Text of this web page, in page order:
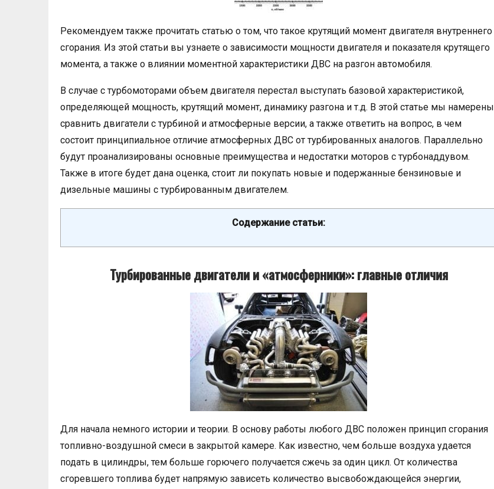
Рекомендуем также прочитать статью о том, что такое крутящий момент двигателя внутреннего
сгорания. Из этой статьи вы узнаете о зависимости мощности двигателя и показателя крутящего
момента, а также о влиянии моментной характеристики ДВС на разгон автомобиля.
В случае с турбомоторами объем двигателя перестал выступать базовой характеристикой,
определяющей мощность, крутящий момент, динамику разгона и т.д. В этой статье мы намерены
сравнить двигатели с турбиной и атмосферные версии, а также ответить на вопрос, в чем
состоит принципиальное отличие атмосферных ДВС от турбированных аналогов. Параллельно
будут проанализированы основные преимущества и недостатки моторов с турбонаддувом.
Также в итоге будет дана оценка, стоит ли покупать новые и подержанные бензиновые и
дизельные машины с турбированным двигателем.
Содержание статьи:
Турбированные двигатели и «атмосферники»: главные отличия
Для начала немного истории и теории. В основу работы любого ДВС положен принцип сгорания
топливно-воздушной смеси в закрытой камере. Как известно, чем больше воздуха удается
подать в цилиндры, тем больше горючего получается сжечь за один цикл. От количества
сгоревшего топлива будет напрямую зависеть количество высвобождающейся энергии,